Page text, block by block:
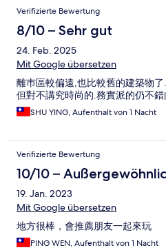
Verifizierte Bewertung
8/10 – Sehr gut
24. Feb. 2025
Mit Google übersetzen
離巿區較偏遠,也比較舊的建築物
但對不講究時尚的.務實派的仍不錯
SHU YING, Aufenthalt von 1 Nacht
Verifizierte Bewertung
10/10 –
19. Jan. 2023
Mit Google übersetzen
地方很棒，會推薦朋友一起來玩
PING WEN, Aufenthalt von 1 Nacht